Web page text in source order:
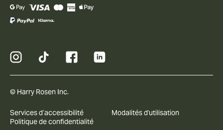
© Harry Rosen Inc.
Services d’accessibilité
Modalités d'utilisation
Politique de confidentialité